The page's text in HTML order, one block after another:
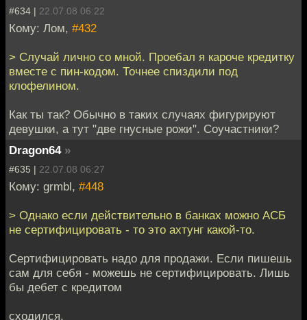
#634 | 22.07.08 06:22
Кому: Лом, #432
> Случай лично со мной. Проебал я кароче кредитку
вместе с пин-кодом. Точнее спиздили под
клофелином.
Как ты так? Обычно в таких случаях фигурируют
девушки, а тут "две гнусные рожи". Соучастники?
Dragon64 »
#635 | 22.07.08 06:27
Кому: grmbl, #448
> Однако если действительно в банках можно АСБ
не сертифицировать - то это ахтунг какой-то.
Сертифицировать надо для продажи. Если пишешь
сам для себя - можешь не сертифицировать. Лишь
бы дебет с кредитом
сходился.